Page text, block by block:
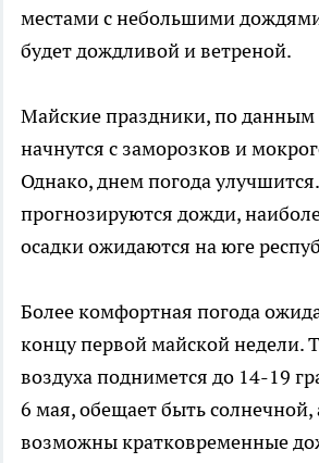
местами с небольшими
будет дождливой и ветреной.
Майские праздники, по данным
начнутся с заморозков и
Однако, днем погода
прогнозируются дожди,
осадки ожидаются на юге
Более комфортная погода
концу первой майской недели.
воздуха поднимется до 14-19
6 мая, обещает быть солнечной,
возможны кратковременные